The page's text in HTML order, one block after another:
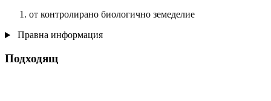
от контролирано биологично земеделие
Правна информация
Подходящ